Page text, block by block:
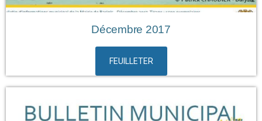
Décembre 2017
FEUILLETER